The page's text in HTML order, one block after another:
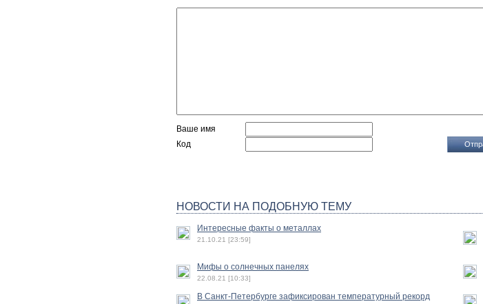
Ваше имя
Код
НОВОСТИ НА ПОДОБНУЮ ТЕМУ
Интересные факты о металлах
21.10.21 [23:59]
Мифы о солнечных панелях
22.08.21 [10:33]
В Санкт-Петербурге зафиксирован температурный рекорд